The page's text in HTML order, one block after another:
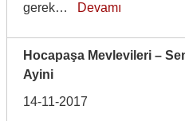
gerek… Devamı
Hocapaşa Mevlevileri –
Ayini
14-11-2017